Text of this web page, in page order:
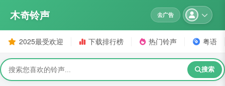
木奇铃声 去广告
2025最受欢迎 下载排行榜 热门铃声 粤语
搜索